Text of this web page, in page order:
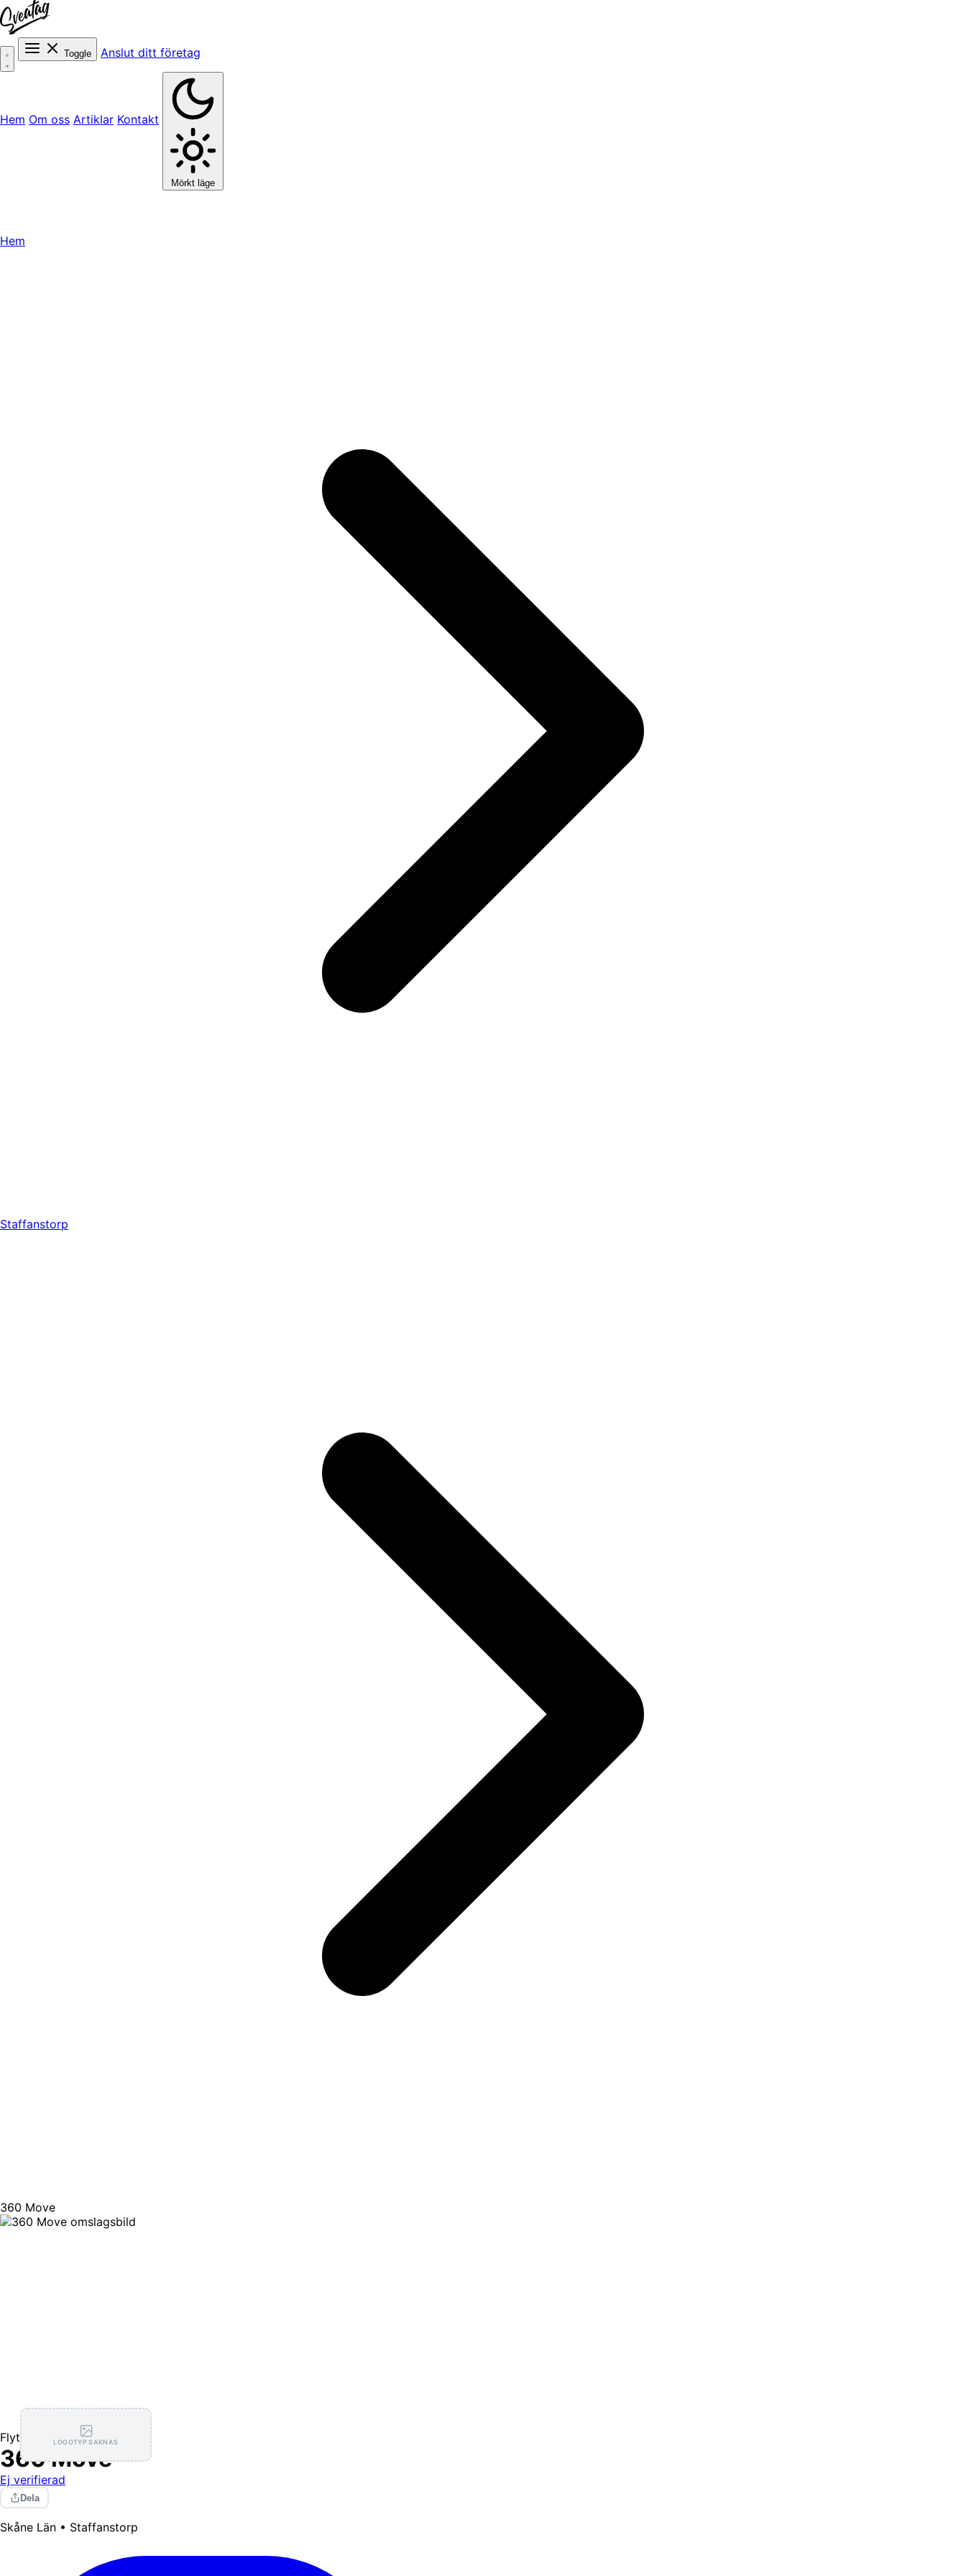
Toggle Anslut ditt företag
Hem Om oss Artiklar Kontakt
Mörkt läge
Hem
Staffanstorp
360 Move
LOGOTYP SAKNAS
Flytthjälp
360 Move
Ej verifierad
Dela
Skåne Län • Staffanstorp